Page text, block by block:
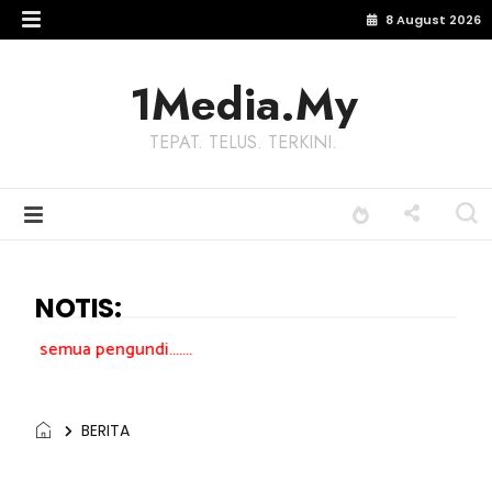
8 August 2026
1Media.My
TEPAT. TELUS. TERKINI.
NOTIS:
BERITA